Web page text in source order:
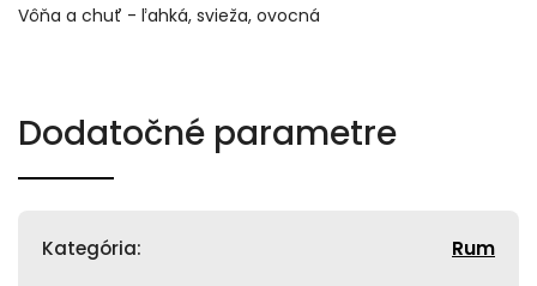
Vôňa a chuť - ľahká, svieža, ovocná
Dodatočné parametre
Kategória: Rum